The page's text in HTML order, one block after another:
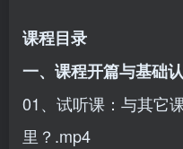
课程目录
一、课程开篇与基础
01、试听课：与其它
里？.mp4